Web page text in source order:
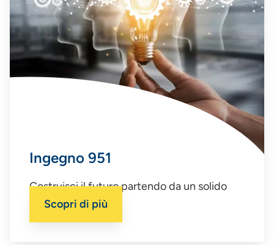
Ingegno 951
Costruisci il futuro partendo da un solido
investimento.
Scopri di più